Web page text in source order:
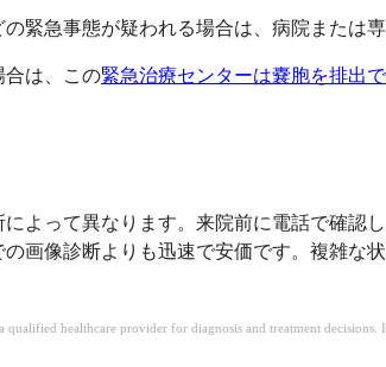
急事態が疑われる場合は、病院または
合は、この緊急治療センターは嚢胞を排出
よって異なります。来院前に電話で確認
画像診断よりも迅速で安価です。複雑な
healthcare provider for diagnosis and treatment